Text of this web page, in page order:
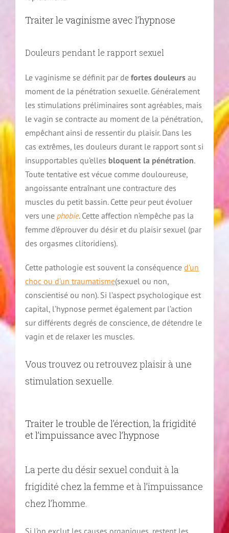
Traiter le vaginisme avec l’hypnose
Douleurs pendant le rapport sexuel
Le vaginisme se définit par defortes douleurs au
moment de la pénétration sexuelle. Généralement
les stimulations préliminaires sont agréables, mais
le vagin se contracte au moment de la pénétration,
empêchant ainsi de ressentir du plaisir. Dans les
cas extrêmes, les douleurs durant le rapport sont si
insupportables qu’elles bloquent la pénétration.
Toute tentative est vécue comme douloureuse,
angoissante entraînant une contracture des
muscles du petit bassin. Cette peur peut évoluer
vers une phobie. Cette affection n’empêche pas la
femme d’éprouver du désir et du plaisir sexuel (par
des orgasmes clitoridiens).
Cette pathologie est souvent la conséquenced’un
choc ou d’un traumatisme(sexuel ou non,
conscientisé ou non). Si l’aspect psychologique est
capital, l’hypnose permet également par l’action
sur différents degrés de conscience, de détendre le
vagin et de relaxer les muscles.
Vous trouvez ou retrouvez plaisir à une
stimulation sexuelle.
Traiter le trouble de l’érection, la frigidité
et l’impuissance avec l’hypnose
La perte du désir sexuel conduit à la
frigidité chez la femme et à l’impuissance
chez l’homme.
Si l’on exclut les causes organiques, restent les